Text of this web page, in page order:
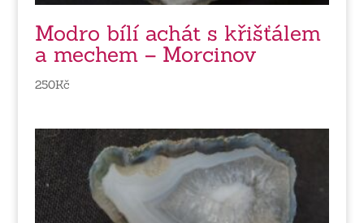
Modro bílí achát s křišťálem
a mechem – Morcinov
250Kč